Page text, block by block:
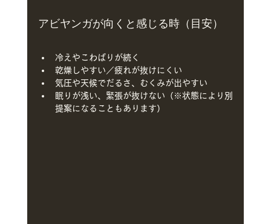
アビヤンガが向くと感じる時（目安）
冷えやこわばりが続く
乾燥しやすい／疲れが抜けにくい
気圧や天候でだるさ、むくみが出やすい
眠りが浅い、緊張が抜けない（※状態により別
提案になることもあります）